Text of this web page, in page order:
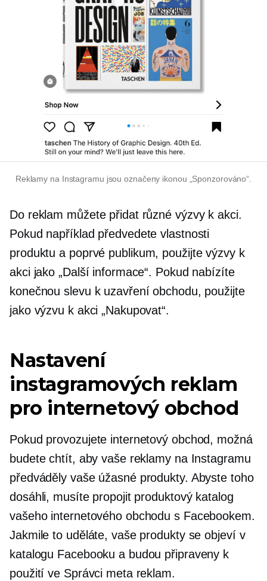
Reklamy na Instagramu jsou označeny ikonou „Sponzorováno“.
Do reklam můžete přidat různé výzvy k akci.
Pokud například předvedete vlastnosti
produktu a poprvé publikum, použijte výzvy k
akci jako „Další informace“. Pokud nabízíte
konečnou slevu k uzavření obchodu, použijte
jako výzvu k akci „Nakupovat“.
Nastavení
instagramových reklam
pro internetový obchod
Pokud provozujete internetový obchod, možná
budete chtít, aby vaše reklamy na Instagramu
předváděly vaše úžasné produkty. Abyste toho
dosáhli, musíte propojit produktový katalog
vašeho internetového obchodu s Facebookem.
Jakmile to uděláte, vaše produkty se objeví v
katalogu Facebooku a budou připraveny k
použití ve Správci meta reklam.